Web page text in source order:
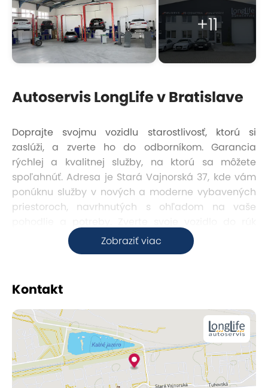
+11
Zobraziť viac
Autoservis LongLife v Bratislave
Doprajte svojmu vozidlu starostlivosť, ktorú si
zaslúži, a zverte ho do odborníkom. Garancia
rýchlej a kvalitnej služby, na ktorú sa môžete
spoľahnúť. Adresa je Stará Vajnorská 37, kde vám
ponúknu služby v nových a moderne vybavených
priestoroch, navrhnutých s ohľadom na vaše
skúseného a zanieteného tímu, ktorý pracuje s
láskou a odborným prístupom.
zabezpečiť najvyššiu možnú kvalitu servisu, pretože
spokojnosť zákazníkov je pre nich najdôležitejšia.
Príďte a presvedčte sa na vlastné oči o
profesionalite, spoľahlivosti a zodpovednom
prístupe. Vaše auto si totiž zaslúži len to najlepšie!
Kontakt